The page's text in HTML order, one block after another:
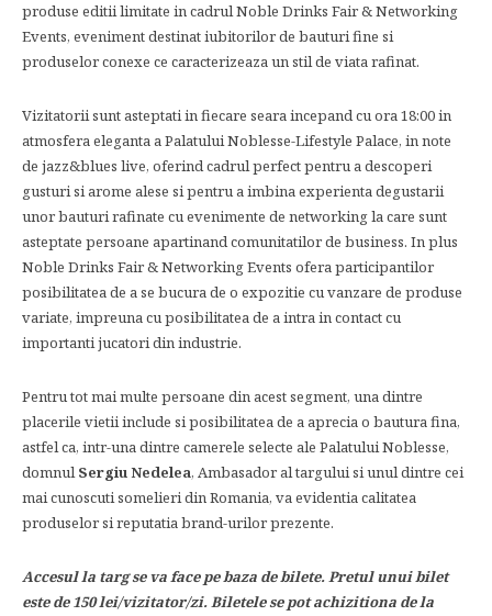
produse editii limitate in cadrul Noble Drinks Fair & Networking
Events, eveniment destinat iubitorilor de bauturi fine si
produselor conexe ce caracterizeaza un stil de viata rafinat.
Vizitatorii sunt asteptati in fiecare seara incepand cu ora 18:00 in
atmosfera eleganta a Palatului Noblesse-Lifestyle Palace, in note
de jazz&blues live, oferind cadrul perfect pentru a descoperi
gusturi si arome alese si pentru a imbina experienta degustarii
unor bauturi rafinate cu evenimente de networking la care sunt
asteptate persoane apartinand comunitatilor de business. In plus
Noble Drinks Fair & Networking Events ofera participantilor
posibilitatea de a se bucura de o expozitie cu vanzare de produse
variate, impreuna cu posibilitatea de a intra in contact cu
importanti jucatori din industrie.
Pentru tot mai multe persoane din acest segment, una dintre
placerile vietii include si posibilitatea de a aprecia o bautura fina,
astfel ca, intr-una dintre camerele selecte ale Palatului Noblesse,
domnulSergiu Nedelea, Ambasador al targului si unul dintre cei
mai cunoscuti somelieri din Romania, va evidentia calitatea
produselor si reputatia brand-urilor prezente.
Accesul la targ se va face pe baza de bilete. Pretul unui bilet
este de 150 lei/vizitator/zi. Biletele se pot achizitiona de la